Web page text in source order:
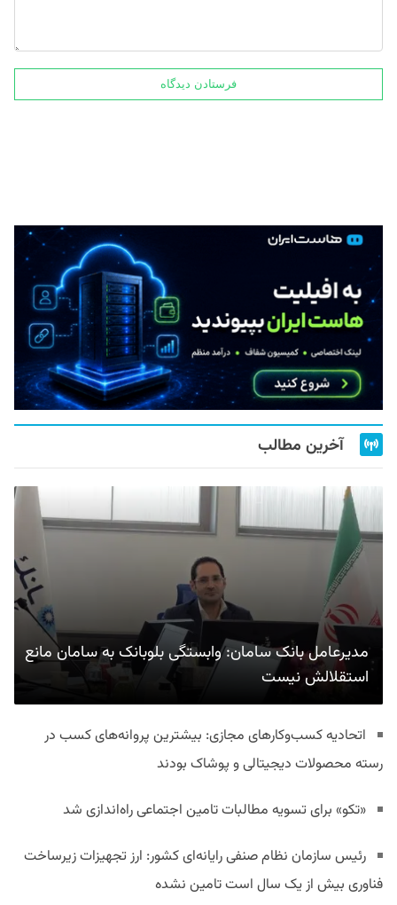
آخرین مطالب
مدیرعامل بانک سامان: وابستگی بلوبانک به سامان مانع
استقلالش نیست
اتحادیه کسب‌وکارهای مجازی: بیشترین پروانه‌های کسب در
رسته محصولات دیجیتالی و پوشاک بودند
«تکو» برای تسویه مطالبات تامین اجتماعی راه‌اندازی شد
رئیس سازمان نظام صنفی رایانه‌ای کشور: ارز تجهیزات زیرساخت
فناوری بیش از یک سال است تامین نشده